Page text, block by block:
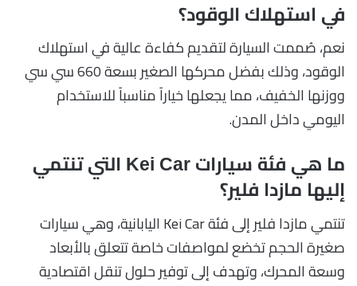
في استهلاك الوقود؟
نعم، صُممت السيارة لتقديم كفاءة عالية في استهلاك
الوقود، وذلك بفضل محركها الصغير بسعة 660 سي سي
ووزنها الخفيف، مما يجعلها خياراً مناسباً للاستخدام
اليومي داخل المدن.
ما هي فئة سيارات Kei Car التي تنتمي
إليها مازدا فلير؟
تنتمي مازدا فلير إلى فئة Kei Car اليابانية، وهي سيارات
صغيرة الحجم تخضع لمواصفات خاصة تتعلق بالأبعاد
وسعة المحرك، وتهدف إلى توفير حلول تنقل اقتصادية